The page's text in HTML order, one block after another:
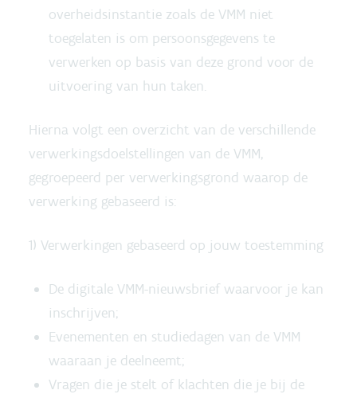
overheidsinstantie zoals de VMM niet
toegelaten is om persoonsgegevens te
verwerken op basis van deze grond voor de
uitvoering van hun taken.
Hierna volgt een overzicht van de verschillende
verwerkingsdoelstellingen van de VMM,
gegroepeerd per verwerkingsgrond waarop de
verwerking gebaseerd is:
1) Verwerkingen gebaseerd op jouw toestemming
De digitale VMM-nieuwsbrief waarvoor je kan
inschrijven;
Evenementen en studiedagen van de VMM
waaraan je deelneemt;
Vragen die je stelt of klachten die je bij de